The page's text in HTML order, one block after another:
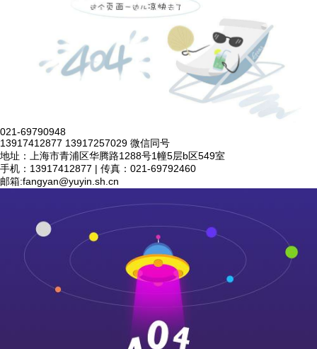
021-69790948
13917412877 13917257029 微信同号
地址：上海市青浦区华腾路1288号1幢5层b区549室
手机：13917412877 | 传真：021-69792460
邮箱:fangyan@yuyin.sh.cn